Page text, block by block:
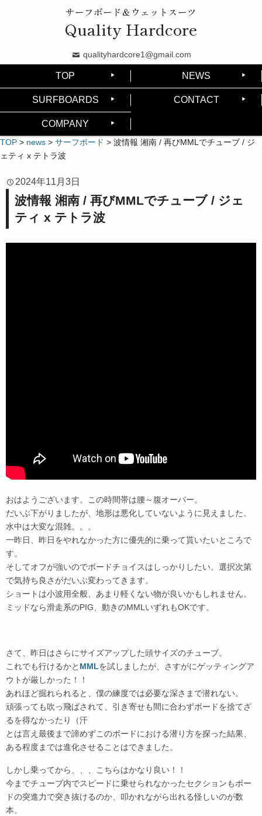
サーフボード＆ウェットスーツ
Quality Hardcore
qualityhardcore1@gmail.com
TOP NEWS
SURFBOARDS CONTACT
COMPANY
TOP > news > サーフボード > 波情報 湘南 / 再びMMLでチューブ / ジ
ェティ x テトラ波
2024年11月3日
波情報 湘南 / 再びMMLでチューブ / ジェ
ティ x テトラ波
おはようございます。この時間帯は腰～腹オーバー。
だいぶ下がりましたが、地形は悪化していないように見えました。
水中は大変な混雑。。。
一昨日、昨日をやれなかった方に優先的に乗って貰いたいところで
す。
そしてオフが強いのでボードチョイスはしっかりしたい。選択次第
で気持ち良さがだいぶ変わってきます。
ショートは小波用全般、あまり軽くない物が良いかもしれません。
ミッドなら滑走系のPIG、動きのMMLいずれもOKです。
さて、昨日はさらにサイズアップした頭サイズのチューブ。
これでも行けるかと MMLを試しましたが、さすがにゲッティングア
ウトが厳しかった！！
あれほど掘れられると、僕の練度では必要な深さまで潜れない。
頑張っても吹っ飛ばされて、引き寄せも間に合わずボードを捨てざ
るを得なかったり（汗
とは言え最後まで諦めずこのボードにおける潜り方を探った結果、
ある程度までは進化させることはできました。
しかし乗ってから、、、こちらはかなり良い！！
今までチューブ内でスピードに乗せられなかったセクションもボー
ドの突進力で突き抜けるのか、叩かれながら出れる怪しいのが数
本。